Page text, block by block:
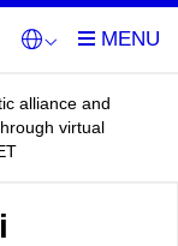
alliance and
virtual